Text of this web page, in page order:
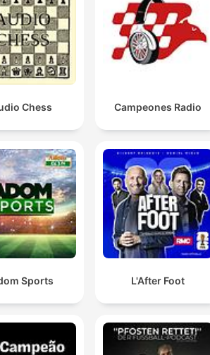
Chess Campeones Radio
Sports L'After Foot